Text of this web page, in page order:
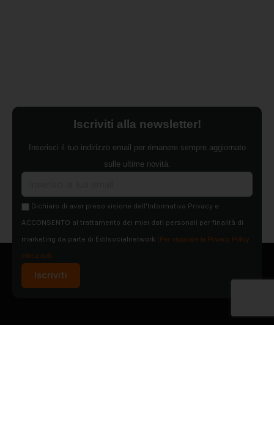
Iscriviti alla newsletter!
Inserisci il tuo indirizzo email per rimanere sempre aggiornato
sulle ultime novità.
Dichiaro di aver preso visione dell'Informativa Privacy e
ACCONSENTO al trattamento dei miei dati personali per finalità di
marketing da parte di Edilsocialnetwork (Per visionare la Privacy Policy
clicca qui).
Iscriviti